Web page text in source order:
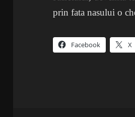
prin fata nasului o
Facebook X